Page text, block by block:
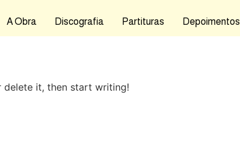
A Obra Discografia Partituras Depoimentos
delete it, then start writing!